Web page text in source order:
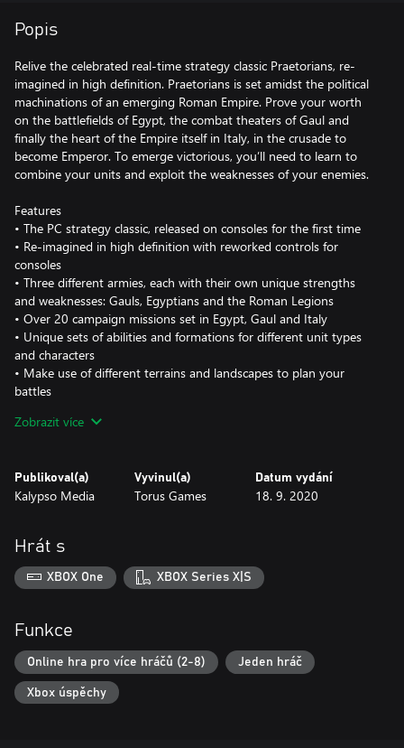
Popis
Relive the celebrated real-time strategy classic Praetorians, re-
imagined in high definition. Praetorians is set amidst the political
machinations of an emerging Roman Empire. Prove your worth
on the battlefields of Egypt, the combat theaters of Gaul and
finally the heart of the Empire itself in Italy, in the crusade to
become Emperor. To emerge victorious, you’ll need to learn to
combine your units and exploit the weaknesses of your enemies.
Features
• The PC strategy classic, released on consoles for the first time
• Re-imagined in high definition with reworked controls for
consoles
• Three different armies, each with their own unique strengths
and weaknesses: Gauls, Egyptians and the Roman Legions
• Over 20 campaign missions set in Egypt, Gaul and Italy
• Unique sets of abilities and formations for different unit types
and characters
• Make use of different terrains and landscapes to plan your
battles
Zobrazit více
Publikoval(a)
Kalypso Media
Vyvinul(a)
Torus Games
Datum vydání
18. 9. 2020
Hrát s
XBOX One XBOX Series X|S
Funkce
Online hra pro více hráčů (2-8) Jeden hráč
Xbox úspěchy